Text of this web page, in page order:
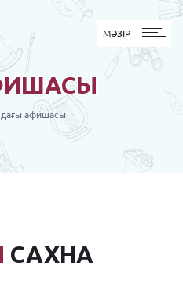
MӘЗІР
МӘЗІР
афишасы
САХНА